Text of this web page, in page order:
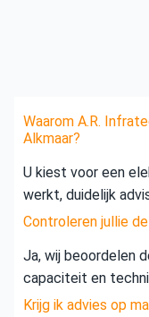
Waarom A.R.
Alkmaar?
U kiest voor een
werkt, duidelijk
Controleren jullie
Ja, wij beoordelen
capaciteit en
Krijg ik advies op